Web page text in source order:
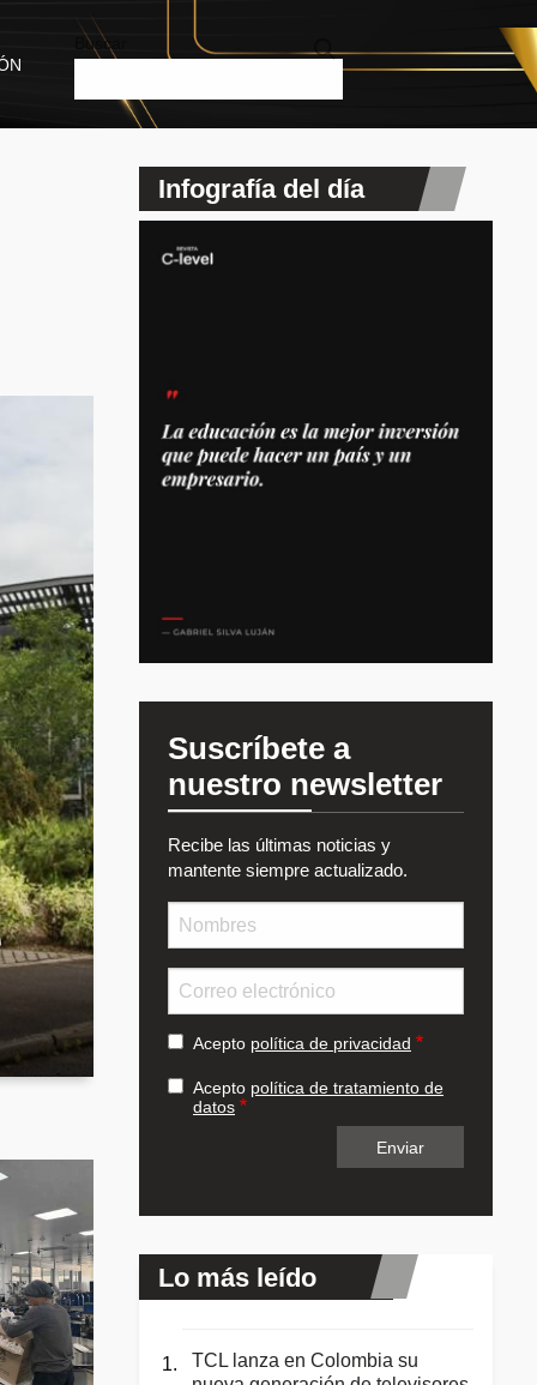
Buscar
Infografía del día
Suscríbete a
nuestro newsletter
Recibe las últimas noticias y
mantente siempre actualizado.
Acepto política de privacidad
Acepto política de tratamiento de
datos
Lo más leído
TCL lanza en Colombia su